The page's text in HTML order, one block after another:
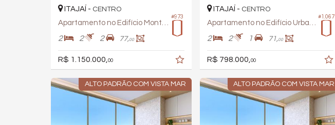
#973
ITAJAÍ - CENTRO
2 2 2 77,00
R$ 1.150.000,00
#1.067
ITAJAÍ - CENTRO
2 2 1 71,00
R$ 798.000,00
ALTO PADRÃO COM VISTA MAR ALTO PADRÃO COM VISTA MAR